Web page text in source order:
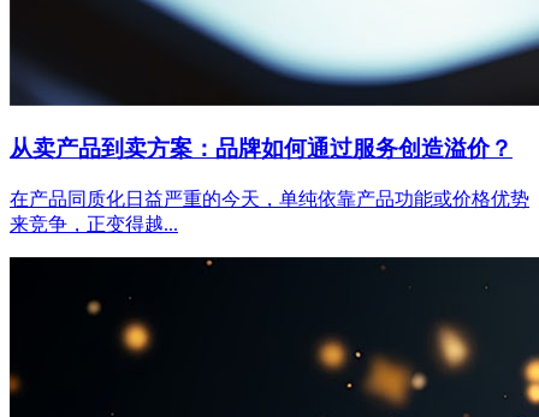
从卖产品到卖方案：品牌如何通过服务创造溢价？
在产品同质化日益严重的今天，单纯依靠产品功能或价格优势
来竞争，正变得越...